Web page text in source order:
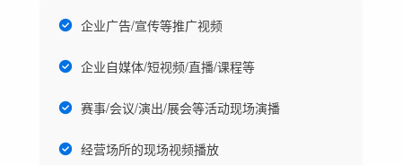
企业广告/宣传等推广视频
企业自媒体/短视频/直播/课程等
赛事/会议/演出/展会等活动现场演播
经营场所的现场视频播放